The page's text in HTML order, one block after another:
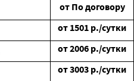
от По договору
от 1501 р./сутки
от2006 р./сутки
от3003 р./сутки